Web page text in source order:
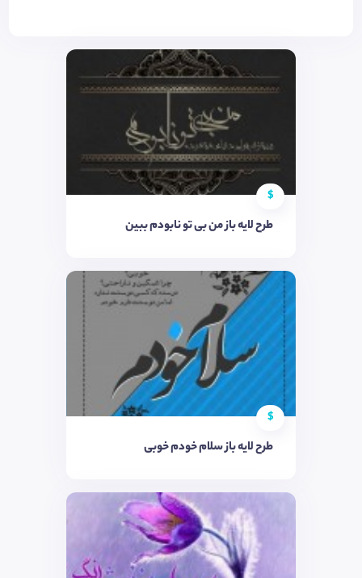
$
طرح لایه باز من بی تو نابودم ببین
$
طرح لایه باز سلام خودم خوبی